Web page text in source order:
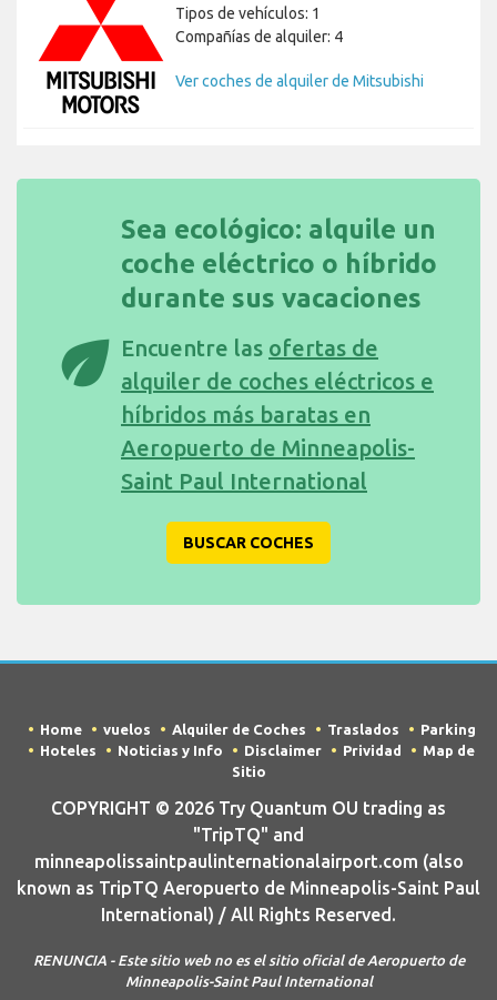
Tipos de vehículos: 1
Compañías de alquiler: 4
Ver coches de alquiler de Mitsubishi
eco
Sea ecológico: alquile un
coche eléctrico o híbrido
durante sus vacaciones
Encuentre las ofertas de
alquiler de coches eléctricos e
híbridos más baratas en
Aeropuerto de Minneapolis-
Saint Paul International
BUSCAR COCHES
Home vuelos Alquiler de Coches Traslados
Parking
Hoteles
Noticias y Info Disclaimer Prividad
Map de
Sitio
COPYRIGHT © 2026 Try Quantum OU trading as
"TripTQ" and
minneapolissaintpaulinternationalairport.com (also
known as TripTQ Aeropuerto de Minneapolis-Saint Paul
International) / All Rights Reserved.
RENUNCIA - Este sitio web no es el sitio oficial de Aeropuerto de
Minneapolis-Saint Paul International